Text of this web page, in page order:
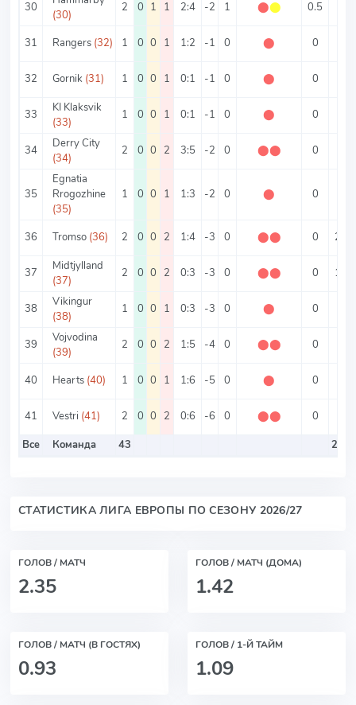
30
(30)
2 0 1 1 2:4 -2 1 ⬤⬤ 0.5
31 Rangers (32) 1 0 0 1 1:2 -1 0 ⬤ 0
32 Gornik (31) 1 0 0 1 0:1 -1 0 ⬤ 0
33
KI Klaksvik
(33)
1 0 0 1 0:1 -1 0 ⬤ 0
34
Derry City
(34)
2 0 0 2 3:5 -2 0 ⬤⬤ 0
35
Egnatia
Rrogozhine
(35)
1 0 0 1 1:3 -2 0 ⬤ 0
36 Tromso (36) 2 0 0 2 1:4 -3 0 ⬤⬤ 0 2.5
37
Midtjylland
(37)
2 0 0 2 0:3 -3 0 ⬤⬤ 0 1.5
38
Vikingur
(38)
1 0 0 1 0:3 -3 0 ⬤ 0
39
Vojvodina
(39)
2 0 0 2 1:5 -4 0 ⬤⬤ 0
40 Hearts (40) 1 0 0 1 1:6 -5 0 ⬤ 0
41 Vestri (41) 2 0 0 2 0:6 -6 0 ⬤⬤ 0
Все
Команда 43 2.36
СТАТИСТИКА ЛИГА ЕВРОПЫ ПО СЕЗОНУ 2026/27
ГОЛОВ / МАТЧ
2.35
ГОЛОВ / МАТЧ (ДОМА)
1.42
ГОЛОВ / МАТЧ (В ГОСТЯХ)
0.93
ГОЛОВ / 1-Й ТАЙМ
1.09